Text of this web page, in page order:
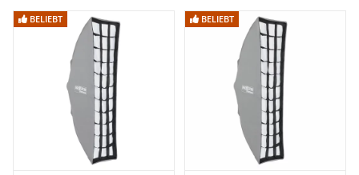
BELIEBT
BELIEBT BELIEBT
BELIEBT